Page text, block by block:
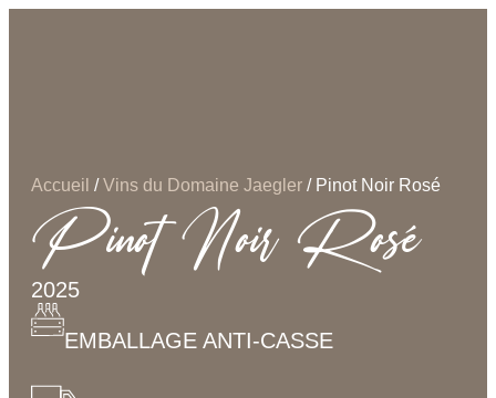
Accueil /Vins du Domaine Jaegler / Pinot Noir Rosé
Pinot Noir Rosé
2025
EMBALLAGE ANTI-CASSE